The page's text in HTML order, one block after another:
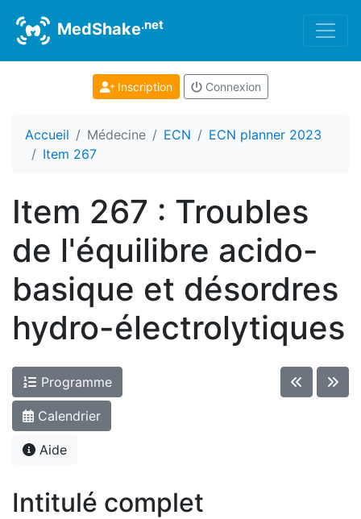
MedShake.net
Inscription Connexion
Accueil Médecine ECN
ECN planner 2023
Item 267
Item 267 : Troubles
de l'équilibre acido-
basique et désordres
hydro-électrolytiques
Programme
Calendrier
Aide
Intitulé complet